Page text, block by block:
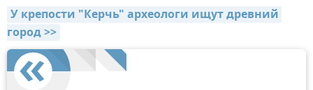
У крепости "Керчь" археологи ищут древний
город >>